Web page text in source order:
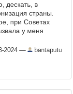
дескать, в
страны.
при Советах
у меня
2024 — bantaputu